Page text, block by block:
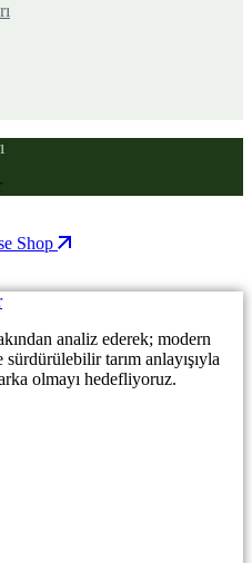
Shop
analiz ederek; modern
tarım anlayışıyla
olmayı hedefliyoruz.